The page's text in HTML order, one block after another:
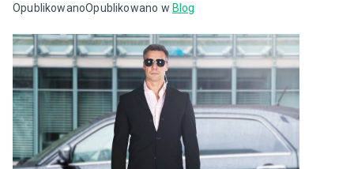
OpublikowanoOpublikowano w Blog